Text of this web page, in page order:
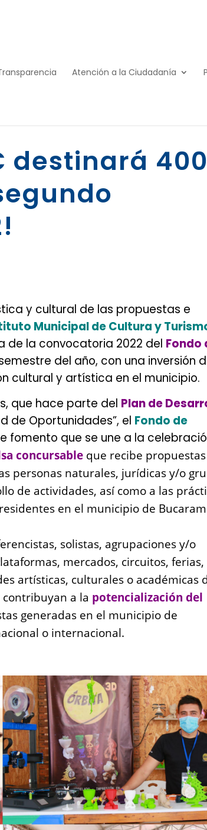
Atención a la Ciudadanía
destinará
y cultural de las propuestas e
Municipal de Cultura y
de la convocatoria 2022 del Fondo
del año, con una inversión
cultural y artística en el municipio.
que hace parte del Plan de
de Oportunidades”, el Fondo de
fomento que se une a la
concursable que recibe
personas naturales, jurídicas y/o
de actividades, así como a las
en el municipio de
solistas, agrupaciones y/o
mercados, circuitos, ferias,
artísticas, culturales o académicas
a la potencialización del
generadas en el municipio de
o internacional.